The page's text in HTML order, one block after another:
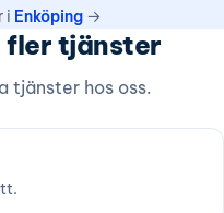
i Enköping→
fler tjänster
tjänster hos oss.